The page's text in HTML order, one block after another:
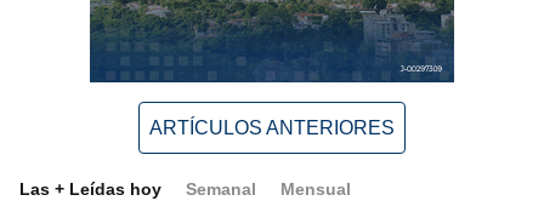
ARTÍCULOS ANTERIORES
Las + Leídas hoy Semanal Mensual